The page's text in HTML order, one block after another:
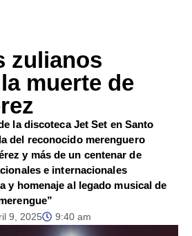
zulianos
muerte de
la discoteca Jet Set en Santo
del reconocido merenguero
y más de un centenar de
e internacionales
y homenaje al legado musical de
9, 2025 9:40 am